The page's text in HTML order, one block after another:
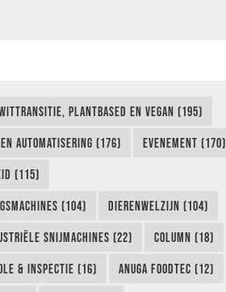
PLANTBASED EN VEGAN (195)
AUTOMATISERING (176) EVENEMENT (170)
(115)
(104) DIERENWELZIJN (104)
SNIJMACHINES (22) COLUMN (18)
& INSPECTIE (16) ANUGA FOODTEC (12)